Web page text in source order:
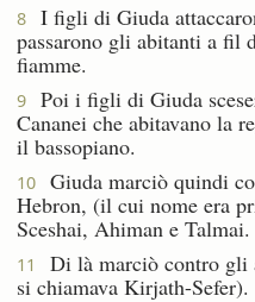
8
I figli di Giuda
passarono gli abitanti a fil
fiamme.
9
Poi i figli di Giuda
Cananei che abitavano la
il bassopiano.
10
Giuda marciò quindi
Hebron, (il cui nome era
Sceshai, Ahiman e Talmai.
11
Di là marciò contro gli
si chiamava Kirjath-Sefer).